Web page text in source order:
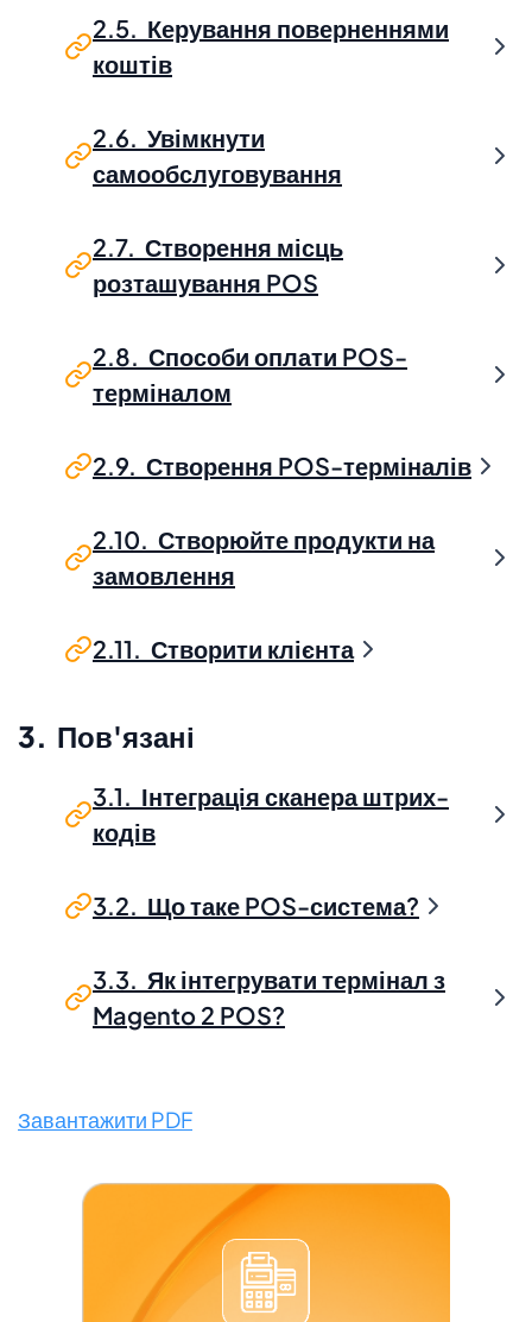
2.5. Керування поверненнями
коштів
2.6. Увімкнути
самообслуговування
2.7. Створення місць
розташування POS
2.8. Способи оплати POS-
терміналом
2.9. Створення POS-терміналів
2.10. Створюйте продукти на
замовлення
2.11. Створити клієнта
3. Пов'язані
3.1. Інтеграція сканера штрих-
кодів
3.2. Що таке POS-система?
3.3. Як інтегрувати термінал з
Magento 2 POS?
Завантажити PDF